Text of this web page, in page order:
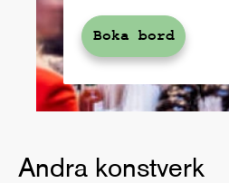
Boka bord
Andra konstverk